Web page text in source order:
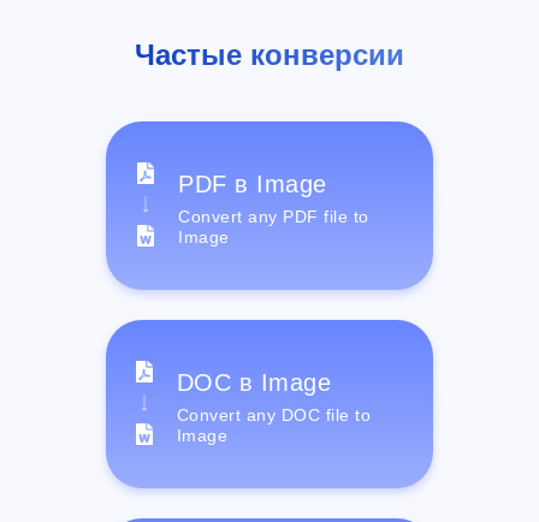
Частые конверсии
PDF в Image
Convert any PDF file to
Image
DOC в Image
Convert any DOC file to
Image